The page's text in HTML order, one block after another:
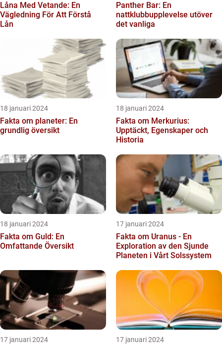
Låna Med Vetande: En
Vägledning För Att Förstå
Lån
Panther Bar: En
nattklubbupplevelse utöver
det vanliga
18 januari 2024
Fakta om planeter: En
grundlig översikt
18 januari 2024
Fakta om Merkurius:
Upptäckt, Egenskaper och
Historia
18 januari 2024
Fakta om Guld: En
Omfattande Översikt
17 januari 2024
Fakta om Uranus - En
Exploration av den Sjunde
Planeten i Vårt Solssystem
17 januari 2024 17 januari 2024